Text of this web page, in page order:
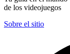
de los videojuegos
Sobre el sitio